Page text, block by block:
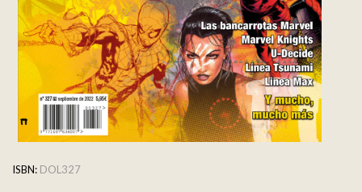
ISBN: DOL327